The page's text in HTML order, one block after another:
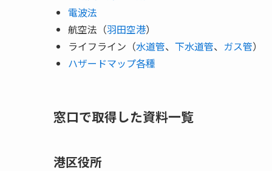
電波法
航空法（羽田空港）
ライフライン（水道管、 下水道管、 ガス管）
ハザードマップ各種
窓口で取得した資料一覧
港区役所